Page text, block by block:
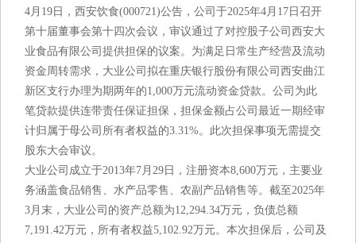
4月19日，西安饮食(000721)公告，公司于2025年4月17日召开
第十届董事会第十四次会议，审议通过了对控股子公司西安大
业食品有限公司提供担保的议案。为满足日常生产经营及流动
资金周转需求，大业公司拟在重庆银行股份有限公司西安曲江
新区支行办理为期两年的1,000万元流动资金贷款。公司为此
笔贷款提供连带责任保证担保，担保金额占公司最近一期经审
计归属于母公司所有者权益的3.31%。此次担保事项无需提交
股东大会审议。
大业公司成立于2013年7月29日，注册资本8,600万元，主要业
务涵盖食品销售、水产品零售、农副产品销售等。截至2025年
3月末，大业公司的资产总额为12,294.34万元，负债总额
7,191.42万元，所有者权益5,102.92万元。本次担保后，公司及